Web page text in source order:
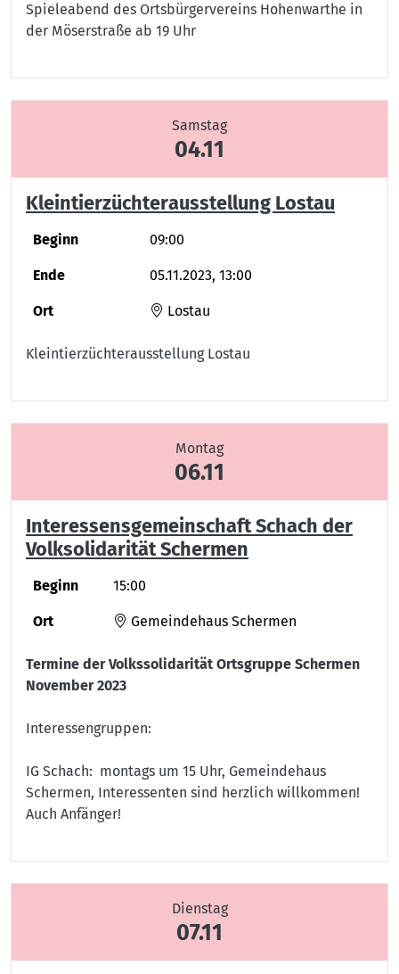
Spieleabend des Ortsbürgervereins Hohenwarthe in
der Möserstraße ab 19 Uhr
Samstag
04.11
Kleintierzüchterausstellung Lostau
Beginn 09:00
Ende 05.11.2023, 13:00
Ort Lostau
Kleintierzüchterausstellung Lostau
Montag
06.11
Interessensgemeinschaft Schach der
Volksolidarität Schermen
Beginn 15:00
Ort Gemeindehaus Schermen
Termine der Volkssolidarität Ortsgruppe Schermen
November 2023
Interessengruppen:
IG Schach: montags um 15 Uhr, Gemeindehaus
Schermen, Interessenten sind herzlich willkommen!
Auch Anfänger!
Dienstag
07.11